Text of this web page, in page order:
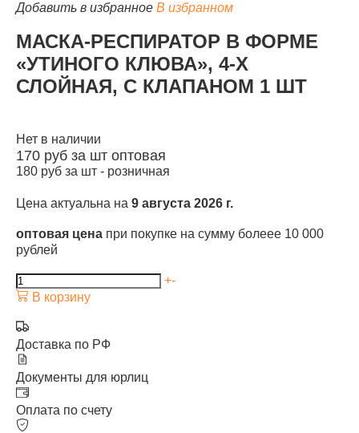
КАТАЛОГ
Добавить в избранное В избранном
МАСКА-РЕСПИРАТОР В ФОРМЕ
«УТИНОГО КЛЮВА», 4-Х
СЛОЙНАЯ, С КЛАПАНОМ 1 ШТ
Нет в наличии
170 руб за шт оптовая
180 руб за шт - розничная
Цена актуальна на 9 августа 2026 г.
оптовая цена при покупке на сумму болеее 10 000
рублей
+-
В корзину
Доставка по РФ
Документы для юрлиц
Оплата по счету